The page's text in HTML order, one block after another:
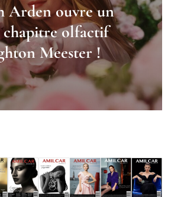
Arden ouvre un
chapitre olfactif
Meester !